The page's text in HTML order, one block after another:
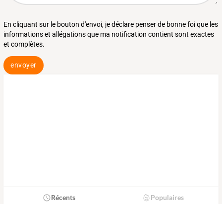
En cliquant sur le bouton d'envoi, je déclare penser de bonne foi que les
informations et allégations que ma notification contient sont exactes
et complètes.
envoyer
Récents Populaires